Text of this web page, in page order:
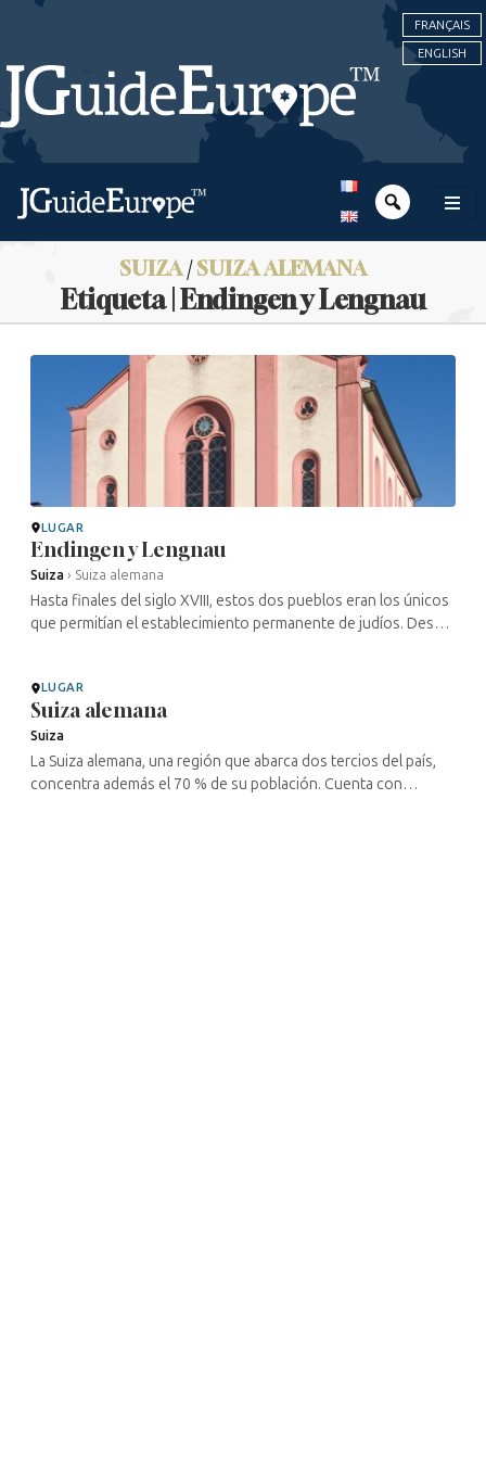
FRANÇAIS
ENGLISH
SUIZA/SUIZA ALEMANA
Etiqueta | Endingen y Lengnau
LUGAR
Endingen y Lengnau
Suiza › Suiza alemana
Hasta finales del siglo XVIII, estos dos pueblos eran los únicos
que permitían el establecimiento permanente de judíos. Desde
LUGAR
Suiza alemana
Suiza
La Suiza alemana, una región que abarca dos tercios del país,
concentra además el 70 % de su población. Cuenta con